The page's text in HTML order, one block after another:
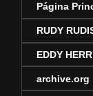
Página
RUDY
EDDY
archive.org